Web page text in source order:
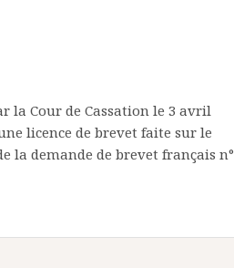
la Cour de Cassation le 3 avril
licence de brevet faite sur le
la demande de brevet français n°